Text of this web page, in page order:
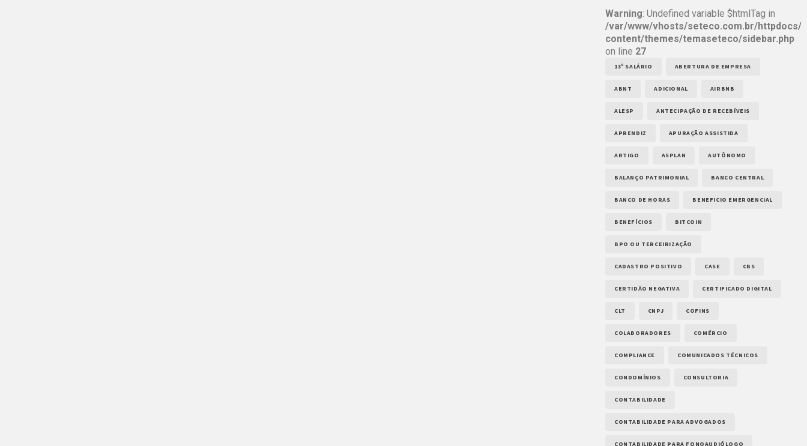
Warning: Undefined variable $htmlTag in
/var/www/vhosts/seteco.com.br/httpdocs/
content/themes/temaseteco/sidebar.php
on line 27
13º SALÁRIO ABERTURA DE EMPRESA
ABNT ADICIONAL AIRBNB
ALESP ANTECIPAÇÃO DE RECEBÍVEIS
APRENDIZ APURAÇÃO ASSISTIDA
ARTIGO ASPLAN AUTÔNOMO
BALANÇO PATRIMONIAL BANCO CENTRAL
BANCO DE HORAS BENEFICIO EMERGENCIAL
BENEFÍCIOS BITCOIN
BPO OU TERCEIRIZAÇÃO
CADASTRO POSITIVO CASE CBS
CERTIDÃO NEGATIVA CERTIFICADO DIGITAL
CLT CNPJ COFINS
COLABORADORES COMÉRCIO
COMPLIANCE COMUNICADOS TÉCNICOS
CONDOMÍNIOS CONSULTORIA
CONTABILIDADE
CONTABILIDADE PARA ADVOGADOS
CONTABILIDADE PARA FONOAUDIÓLOGO